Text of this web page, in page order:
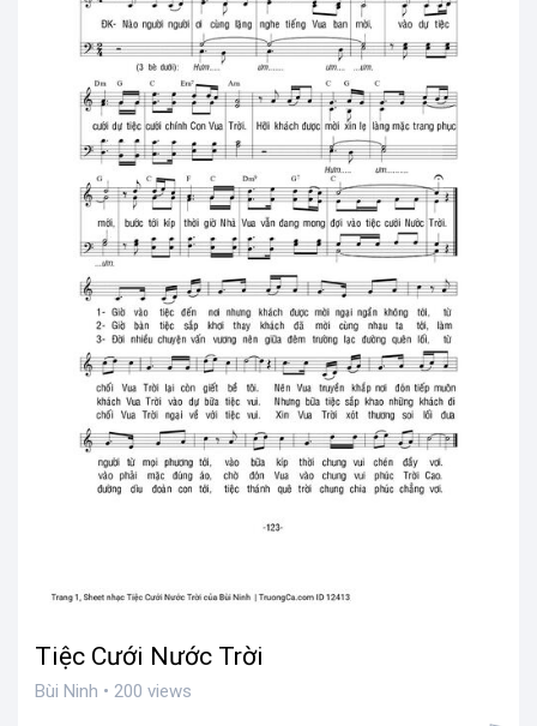
Tiệc Cưới Nước Trời
Bùi Ninh • 200 views